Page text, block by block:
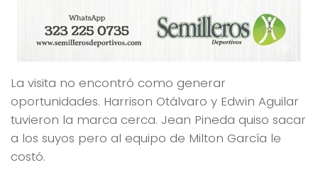
La visita no encontró como generar
oportunidades. Harrison Otálvaro y Edwin Aguilar
tuvieron la marca cerca. Jean Pineda quiso sacar
a los suyos pero al equipo de Milton García le
costó.